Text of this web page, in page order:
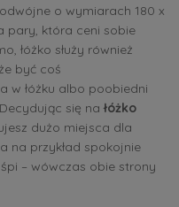
o wymiarach 180 x
pary, która ceni sobie
łóżko służy również
być coś
w łóżku albo poobiedni
się na łóżko
dużo miejsca dla
na przykład spokojnie
– wówczas obie strony